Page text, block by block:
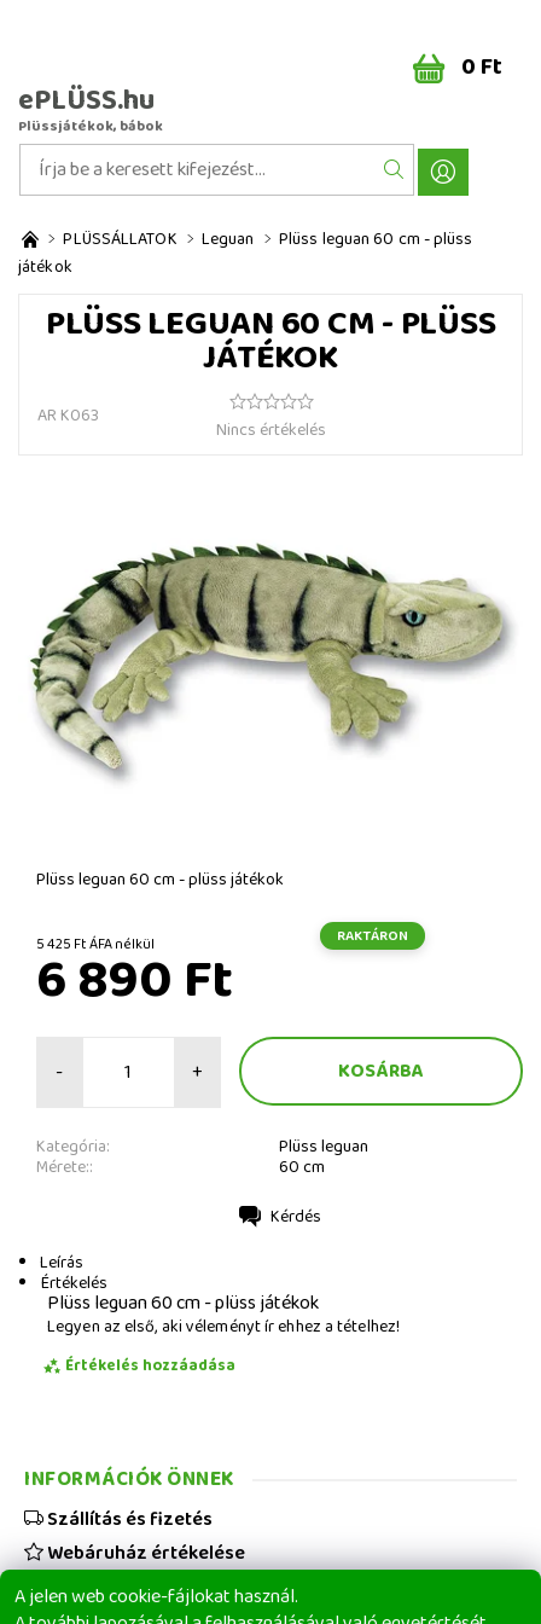
ePLÜSS.hu
Plüssjátékok, bábok
0 Ft
PLÜSSÁLLATOK Leguan
Plüss leguan 60 cm - plüss
játékok
PLÜSS LEGUAN 60 CM - PLÜSS
JÁTÉKOK
AR K063
Nincs értékelés
Plüss leguan 60 cm - plüss játékok
5 425 Ft ÁFA nélkül RAKTÁRON
6 890 Ft
- +
Kategória: Plüss leguan
Mérete:: 60 cm
Kérdés
Leírás
Értékelés
Plüss leguan 60 cm - plüss játékok
Legyen az első, aki véleményt ír ehhez a tételhez!
Értékelés hozzáadása
A jelen web cookie-fájlokat használ.
INFORMÁCIÓK ÖNNEK
Szállítás és fizetés
Webáruház értékelése
Viszonteladóknak